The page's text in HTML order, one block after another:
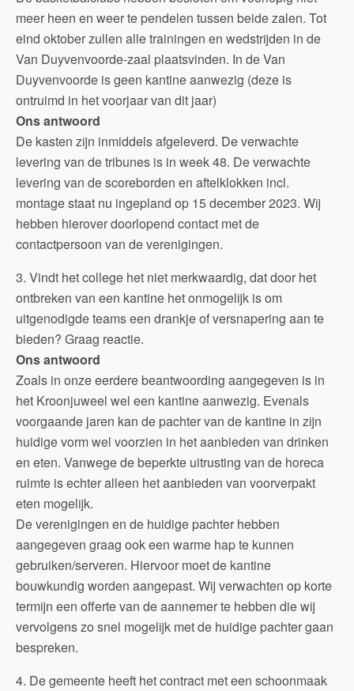
meer heen en weer te pendelen tussen beide zalen. Tot
eind oktober zullen alle trainingen en wedstrijden in de
Van Duyvenvoorde-zaal plaatsvinden. In de Van
Duyvenvoorde is geen kantine aanwezig (deze is
ontruimd in het voorjaar van dit jaar)
Ons antwoord
De kasten zijn inmiddels afgeleverd. De verwachte
levering van de tribunes is in week 48. De verwachte
levering van de scoreborden en aftelklokken incl.
montage staat nu ingepland op 15 december 2023. Wij
hebben hierover doorlopend contact met de
contactpersoon van de verenigingen.
3. Vindt het college het niet merkwaardig, dat door het
ontbreken van een kantine het onmogelijk is om
uitgenodigde teams een drankje of versnapering aan te
bieden? Graag reactie.
Ons antwoord
Zoals in onze eerdere beantwoording aangegeven is in
het Kroonjuweel wel een kantine aanwezig. Evenals
voorgaande jaren kan de pachter van de kantine in zijn
huidige vorm wel voorzien in het aanbieden van drinken
en eten. Vanwege de beperkte uitrusting van de horeca
ruimte is echter alleen het aanbieden van voorverpakt
eten mogelijk.
De verenigingen en de huidige pachter hebben
aangegeven graag ook een warme hap te kunnen
gebruiken/serveren. Hiervoor moet de kantine
bouwkundig worden aangepast. Wij verwachten op korte
termijn een offerte van de aannemer te hebben die wij
vervolgens zo snel mogelijk met de huidige pachter gaan
bespreken.
4. De gemeente heeft het contract met een schoonmaak